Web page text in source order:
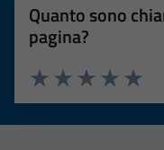
Quanto sono
pagina?
Valuta 4
Valuta 3
Valuta 2 stelle su
Valuta 1 stelle su 5